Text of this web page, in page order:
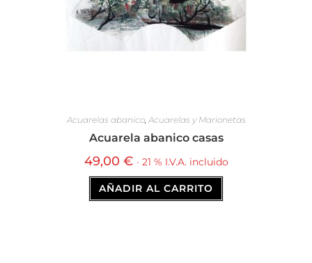
Acuarelas abanico, Acuarelas y Marionetas
Acuarela abanico casas
49,00 € · 21 % I.V.A. incluido
AÑADIR AL CARRITO